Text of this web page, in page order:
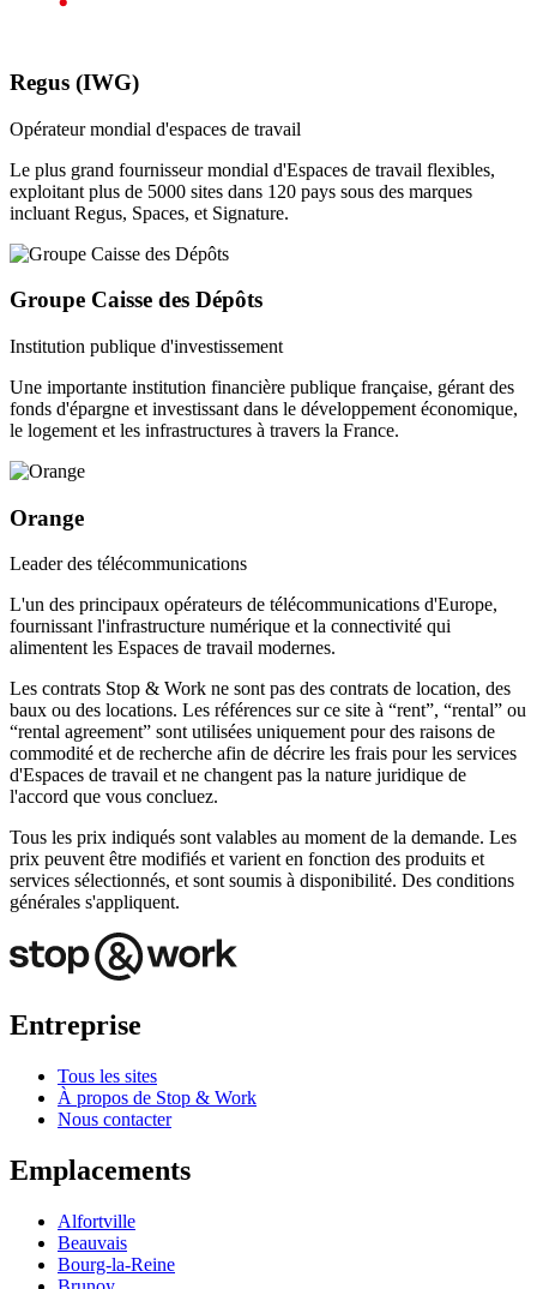
Regus (IWG)
Opérateur mondial d'espaces de travail
Le plus grand fournisseur mondial d'Espaces de travail flexibles,
exploitant plus de 5000 sites dans 120 pays sous des marques
incluant Regus, Spaces, et Signature.
Groupe Caisse des Dépôts
Institution publique d'investissement
Une importante institution financière publique française, gérant des
fonds d'épargne et investissant dans le développement économique,
le logement et les infrastructures à travers la France.
Orange
Leader des télécommunications
L'un des principaux opérateurs de télécommunications d'Europe,
fournissant l'infrastructure numérique et la connectivité qui
alimentent les Espaces de travail modernes.
Les contrats Stop & Work ne sont pas des contrats de location, des
baux ou des locations. Les références sur ce site à “rent”, “rental” ou
“rental agreement” sont utilisées uniquement pour des raisons de
commodité et de recherche afin de décrire les frais pour les services
d'Espaces de travail et ne changent pas la nature juridique de
l'accord que vous concluez.
Tous les prix indiqués sont valables au moment de la demande. Les
prix peuvent être modifiés et varient en fonction des produits et
services sélectionnés, et sont soumis à disponibilité. Des conditions
générales s'appliquent.
Entreprise
Tous les sites
À propos de Stop & Work
Nous contacter
Emplacements
Alfortville
Beauvais
Bourg-la-Reine